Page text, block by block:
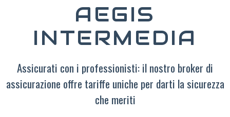
AEGIS
INTERMEDIA
Assicurati con i professionisti: il nostro broker di
assicurazione offre tariffe uniche per darti la sicurezza
che meriti